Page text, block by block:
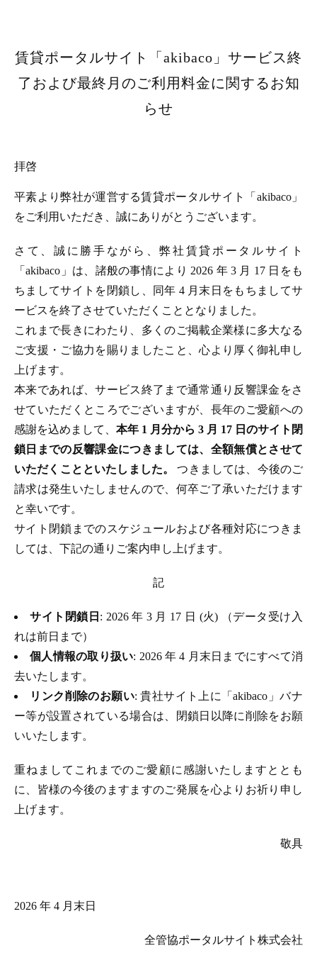
賃貸ポータルサイト「akibaco」サービス終
了および最終月のご利用料金に関するお知
らせ
拝啓
平素より弊社が運営する賃貸ポータルサイト「akibaco」
をご利用いただき、誠にありがとうございます。
さて、誠に勝手ながら、弊社賃貸ポータルサイト
「akibaco」は、諸般の事情により 2026 年 3 月 17 日をも
ちましてサイトを閉鎖し、同年 4 月末日をもちましてサ
ービスを終了させていただくこととなりました。
これまで長きにわたり、多くのご掲載企業様に多大なる
ご支援・ご協力を賜りましたこと、心より厚く御礼申し
上げます。
本来であれば、サービス終了まで通常通り反響課金をさ
せていただくところでございますが、長年のご愛顧への
感謝を込めまして、 本年 1 月分から 3 月 17 日のサイト閉
鎖日までの反響課金につきましては、全額無償とさせて
いただくことといたしました。つきましては、今後のご
請求は発生いたしませんので、何卒ご了承いただけます
と幸いです。
サイト閉鎖までのスケジュールおよび各種対応につきま
しては、下記の通りご案内申し上げます。
記
サイト閉鎖日 : 2026 年 3 月 17 日 (火) （データ受け入
れは前日まで）
個人情報の取り扱い: 2026 年 4 月末日までにすべて消
去いたします。
リンク削除のお願い: 貴社サイト上に「akibaco」バナ
ー等が設置されている場合は、閉鎖日以降に削除をお願
いいたします。
重ねましてこれまでのご愛顧に感謝いたしますととも
に、皆様の今後のますますのご発展を心よりお祈り申し
上げます。
敬具
2026 年 4 月末日
全管協ポータルサイト株式会社